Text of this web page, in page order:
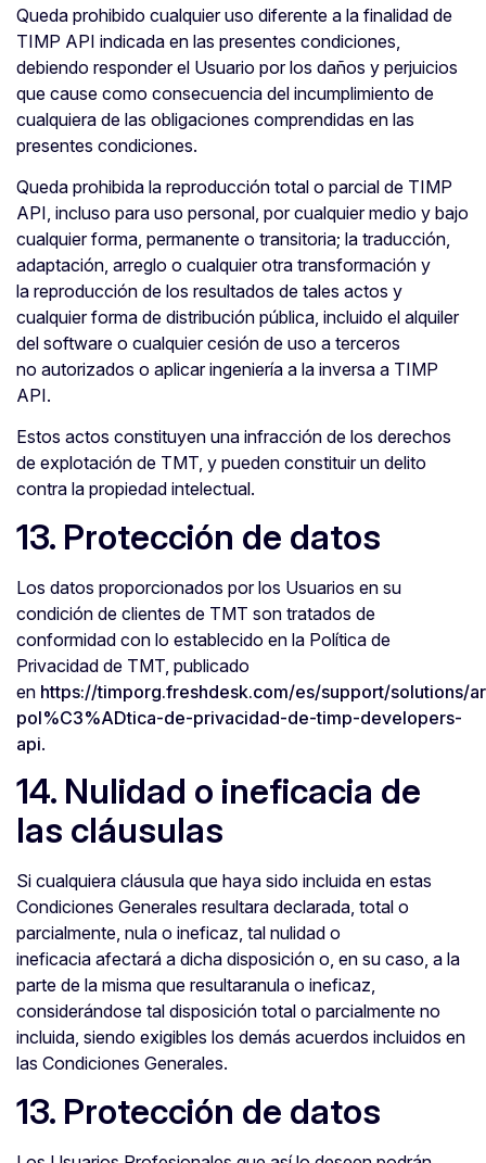
Queda prohibido cualquier uso diferente a la finalidad de
TIMP API indicada en las presentes condiciones,
debiendo responder el Usuario por los daños y perjuicios
que cause como consecuencia del incumplimiento de
cualquiera de las obligaciones comprendidas en las
presentes condiciones.
Queda prohibida la reproducción total o parcial de TIMP
API, incluso para uso personal, por cualquier medio y bajo
cualquier forma, permanente o transitoria; la traducción,
adaptación, arreglo o cualquier otra transformación y
la reproducción de los resultados de tales actos y
cualquier forma de distribución pública, incluido el alquiler
del software o cualquier cesión de uso a terceros
no autorizados o aplicar ingeniería a la inversa a TIMP
API.
Estos actos constituyen una infracción de los derechos
de explotación de TMT, y pueden constituir un delito
contra la propiedad intelectual.
13. Protección de datos
Los datos proporcionados por los Usuarios en su
condición de clientes de TMT son tratados de
conformidad con lo establecido en la Política de
Privacidad de TMT, publicado
en https://timporg.freshdesk.com/es/support/solutions/
pol%C3%ADtica-de-privacidad-de-timp-developers-
api.
14. Nulidad o ineficacia de
las cláusulas
Si cualquiera cláusula que haya sido incluida en estas
Condiciones Generales resultara declarada, total o
parcialmente, nula o ineficaz, tal nulidad o
ineficacia afectará a dicha disposición o, en su caso, a la
parte de la misma que resultaranula o ineficaz,
considerándose tal disposición total o parcialmente no
incluida, siendo exigibles los demás acuerdos incluidos en
las Condiciones Generales.
13. Protección de datos